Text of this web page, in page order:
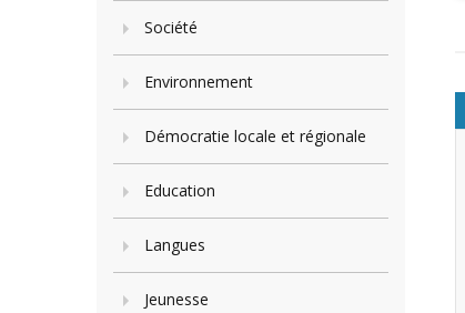
Société
Environnement
Démocratie locale et régionale
Education
Langues
Jeunesse